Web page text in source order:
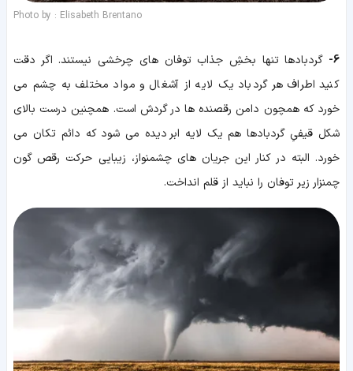
Photo by : Elisabeth Brentano
6-
گردبادها تنها بخشِ جذاب توفان های چرخشی نیستند. اگر دقت
کنید اطراف هر گردباد یک لایه از آشغال و مواد مختلف به چشم می
خورد که همچون دامن رقصنده ها در گردش است. همچنین درست بالای
شکل قیفیِ گردبادها هم یک لایه ابر دیده می شود که دائم تکان می
خورد. البته در کنار این جریان های چشمنواز، زیبایی حرکت رقص گون
چمنزار زیر توفان را نباید از قلم انداخت.